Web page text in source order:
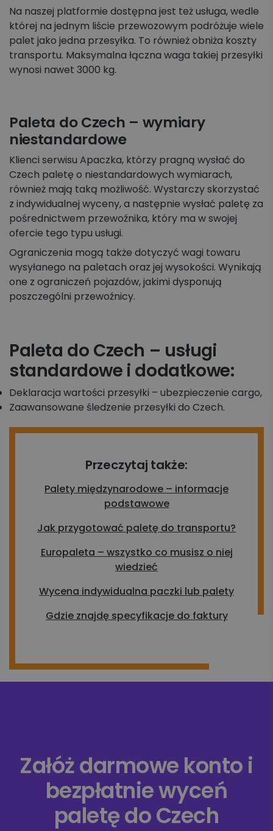
Na naszej platformie dostępna jest też usługa, wedle
której na jednym liście przewozowym podróżuje wiele
palet jako jedna przesyłka. To również obniża koszty
transportu. Maksymalna łączna waga takiej przesyłki
wynosi nawet 3000 kg.
Paleta do Czech – wymiary
niestandardowe
Klienci serwisu Apaczka, którzy pragną wysłać do
Czech paletę o niestandardowych wymiarach,
również mają taką możliwość. Wystarczy skorzystać
z indywidualnej wyceny, a następnie wysłać paletę za
pośrednictwem przewoźnika, który ma w swojej
ofercie tego typu usługi.
Ograniczenia mogą także dotyczyć wagi towaru
wysyłanego na paletach oraz jej wysokości. Wynikają
one z ograniczeń pojazdów, jakimi dysponują
poszczególni przewoźnicy.
Paleta do Czech – usługi
standardowe i dodatkowe:
Deklaracja wartości przesyłki – ubezpieczenie cargo,
Zaawansowane śledzenie przesyłki do Czech.
Przeczytaj także:
Palety międzynarodowe – informacje
podstawowe
Jak przygotować paletę do transportu?
Europaleta – wszystko co musisz o niej
wiedzieć
Wycena indywidualna paczki lub palety
Gdzie znajdę specyfikacje do faktury
Załóż darmowe konto i
bezpłatnie wyceń
paletę do Czech